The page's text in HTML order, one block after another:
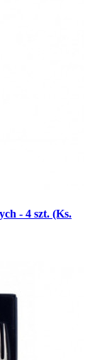
- 4 szt. (Ks.